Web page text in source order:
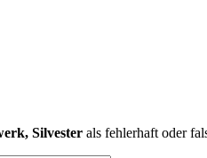
Silvester als fehlerhaft oder